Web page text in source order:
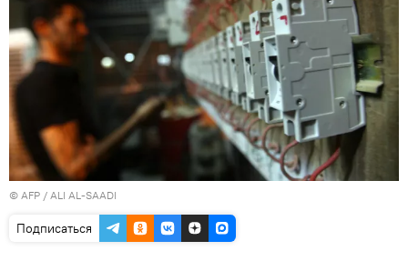
© AFP / ALI AL-SAADI
Подписаться